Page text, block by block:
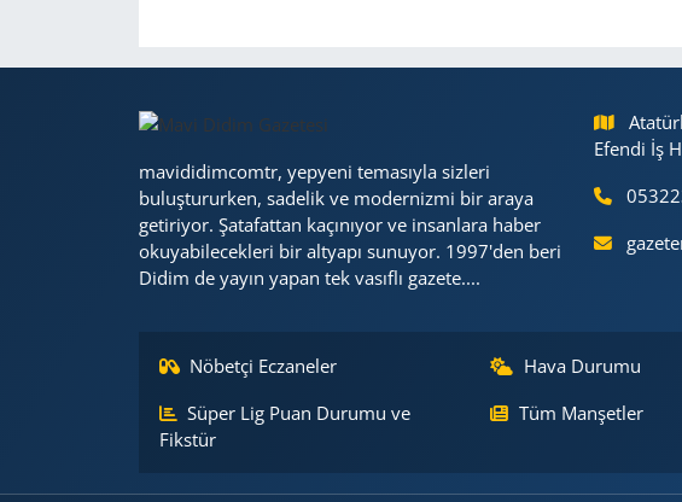
mavididimcomtr, yepyeni temasıyla sizleri
buluştururken, sadelik ve modernizmi bir araya
getiriyor. Şatafattan kaçınıyor ve insanlara haber
okuyabilecekleri bir altyapı sunuyor. 1997'den beri
Didim de yayın yapan tek vasıflı gazete....
Efendi İş
Nöbetçi Eczaneler Hava Durumu
Süper Lig Puan Durumu ve
Fikstür
Tüm Manşetler